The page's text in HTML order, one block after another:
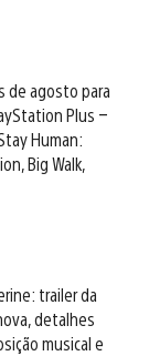
de agosto para
Plus –
Human:
Big Walk,
trailer da
detalhes
musical e